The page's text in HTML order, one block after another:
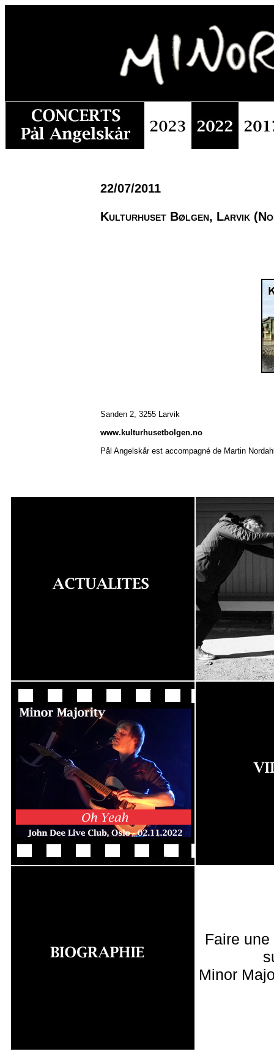
22/07/2011
Kulturhuset Bølgen, Larvik
Sanden 2, 3255 Larvik
www.kulturhusetbolgen.no
Pål Angelskår est accompagné de Martin
Faire
Minor